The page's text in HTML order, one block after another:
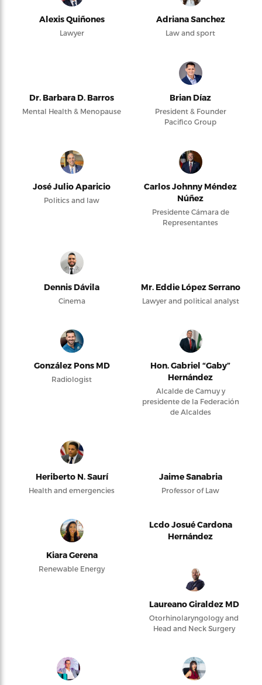
Alexis Quiñones
Lawyer
Adriana Sanchez
Law and sport
Dr. Barbara D. Barros
Mental Health & Menopause
Brian Díaz
President & Founder
Pacifico Group
José Julio Aparicio
Politics and law
Carlos Johnny Méndez
Núñez
Presidente Cámara de
Representantes
Dennis Dávila
Cinema
Mr. Eddie López Serrano
Lawyer and political analyst
González Pons MD
Radiologist
Hon. Gabriel “Gaby”
Hernández
Alcalde de Camuy y
presidente de la Federación
de Alcaldes
Heriberto N. Saurí
Health and emergencies
Jaime Sanabria
Professor of Law
Kiara Gerena
Renewable Energy
Lcdo Josué Cardona
Hernández
Laureano Giraldez MD
Otorhinolaryngology and
Head and Neck Surgery